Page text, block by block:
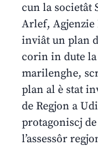
cun la societât
Arlef, Agjenzie
inviât un plan
corin in dute
marilenghe,
plan al è stat
de Regjon a
protagoniscj
l’assessôr